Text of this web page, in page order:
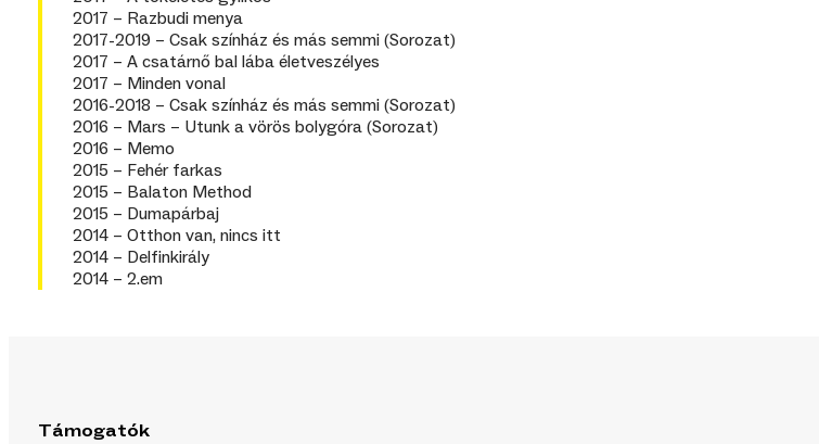
2017 – Razbudi menya
2017-2019 – Csak színház és más semmi (Sorozat)
2017 – A csatárnő bal lába életveszélyes
2017 – Minden vonal
2016-2018 – Csak színház és más semmi (Sorozat)
2016 – Mars – Utunk a vörös bolygóra (Sorozat)
2016 – Memo
2015 – Fehér farkas
2015 – Balaton Method
2015 – Dumapárbaj
2014 – Otthon van, nincs itt
2014 – Delfinkirály
2014 – 2.em
Támogatók